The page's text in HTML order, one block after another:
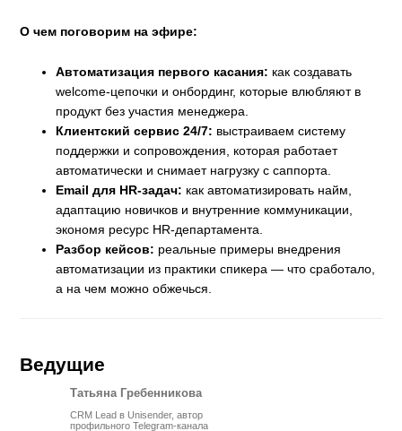
О чем поговорим на эфире:
Автоматизация первого касания: как создавать
welcome-цепочки и онбординг, которые влюбляют в
продукт без участия менеджера.
Клиентский сервис 24/7: выстраиваем систему
поддержки и сопровождения, которая работает
автоматически и снимает нагрузку с саппорта.
Email для HR-задач: как автоматизировать найм,
адаптацию новичков и внутренние коммуникации,
экономя ресурс HR-департамента.
Разбор кейсов: реальные примеры внедрения
автоматизации из практики спикера — что сработало,
а на чем можно обжечься.
Ведущие
Татьяна Гребенникова
CRM Lead в Unisender, автор
профильного Telegram-канала